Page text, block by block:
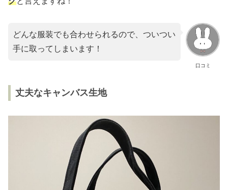
口コミ
どんな服装でも合わせられるので、ついつい
手に取ってしまいます！
丈夫なキャンバス生地